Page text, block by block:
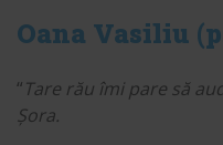
Oana Vasiliu
“Tare rău îmi pare să
Șora.